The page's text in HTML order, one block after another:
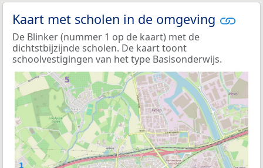
Kaart met scholen in de omgeving
De Blinker (nummer 1 op de kaart) met de
dichtstbijzijnde scholen. De kaart toont
schoolvestigingen van het type Basisonderwijs.